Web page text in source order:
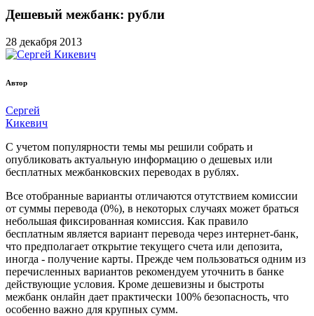
Дешевый межбанк: рубли
28 декабря 2013
Автор
Сергей
Кикевич
С учетом популярности темы мы решили собрать и
опубликовать актуальную информацию о дешевых или
бесплатных межбанковских переводах в рублях.
Все отобранные варианты отличаются отутствием комиссии
от суммы перевода (0%), в некоторых случаях может браться
небольшая фиксированная комиссия. Как правило
бесплатным является вариант перевода через интернет-банк,
что предполагает открытие текущего счета или депозита,
иногда - получение карты. Прежде чем пользоваться одним из
перечисленных вариантов рекомендуем уточнить в банке
действующие условия. Кроме дешевизны и быстроты
межбанк онлайн дает практически 100% безопасность, что
особенно важно для крупных сумм.